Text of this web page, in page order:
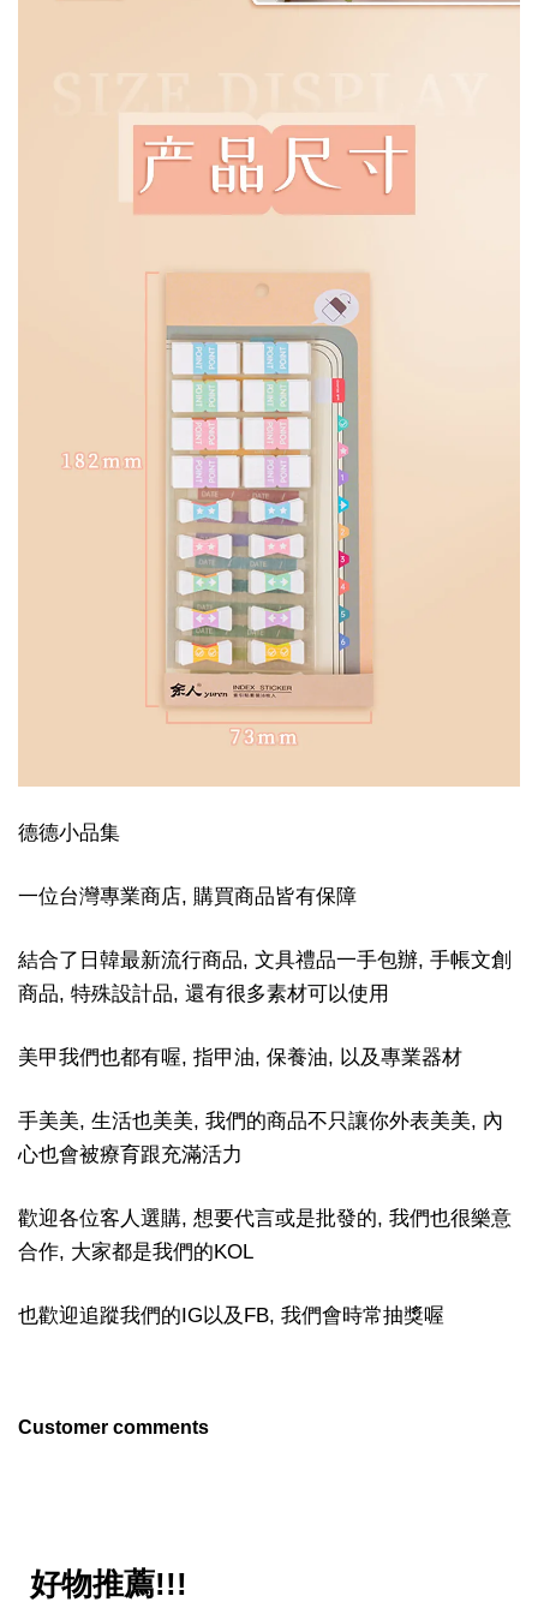
德德小品集
一位台灣專業商店, 購買商品皆有保障
結合了日韓最新流行商品, 文具禮品一手包辦, 手帳文創
商品, 特殊設計品, 還有很多素材可以使用
美甲我們也都有喔, 指甲油, 保養油, 以及專業器材
手美美, 生活也美美, 我們的商品不只讓你外表美美, 內
心也會被療育跟充滿活力
歡迎各位客人選購, 想要代言或是批發的, 我們也很樂意
合作, 大家都是我們的KOL
也歡迎追蹤我們的IG以及FB, 我們會時常抽獎喔
Customer comments
好物推薦!!!